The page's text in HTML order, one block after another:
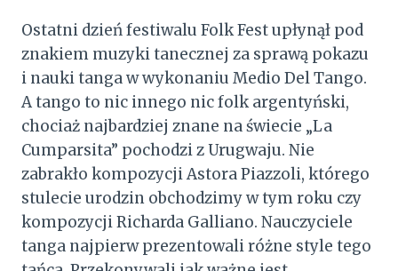
Ostatni dzień festiwalu Folk Fest upłynął pod
znakiem muzyki tanecznej za sprawą pokazu
i nauki tanga w wykonaniu Medio Del Tango.
A tango to nic innego nic folk argentyński,
chociaż najbardziej znane na świecie „La
Cumparsita” pochodzi z Urugwaju. Nie
zabrakło kompozycji Astora Piazzoli, którego
stulecie urodzin obchodzimy w tym roku czy
kompozycji Richarda Galliano. Nauczyciele
tanga najpierw prezentowali różne style tego